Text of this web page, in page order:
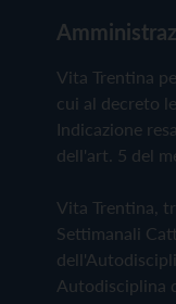
Vita Trentina
cui al decreto
Indicazione
dell'art. 5 del
Vita Trentina,
Settimanali
Autodisciplina